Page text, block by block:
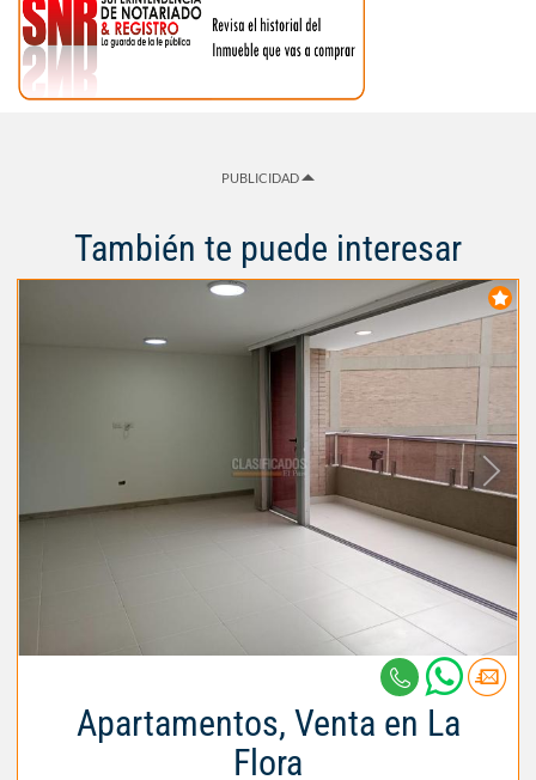
PUBLICIDAD
También te puede interesar
Apartamentos, Venta en La
Flora